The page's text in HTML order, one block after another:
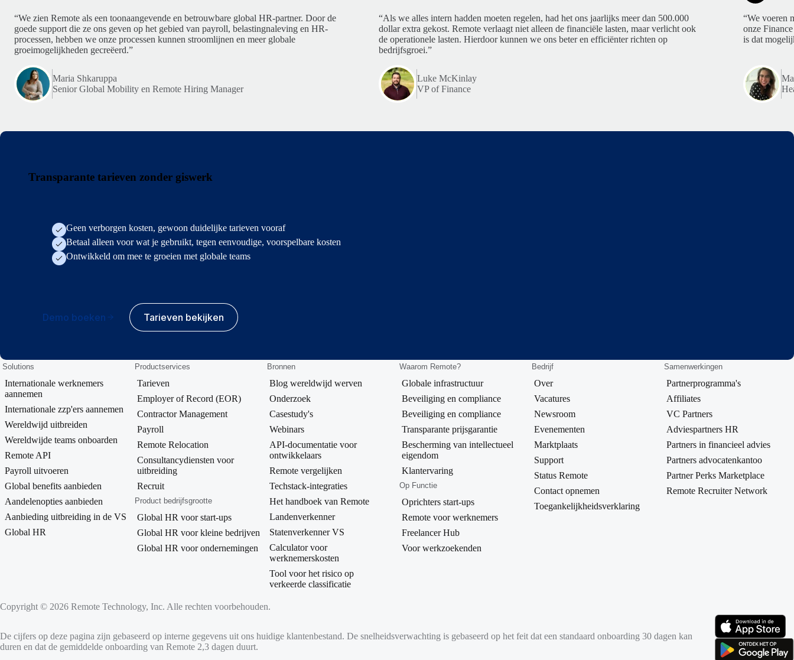
“We zien Remote als een toonaangevende en betrouwbare global HR-partner. Door de
goede support die ze ons geven op het gebied van payroll, belastingnaleving en HR-
processen, hebben we onze processen kunnen stroomlijnen en meer globale
groeimogelijkheden gecreëerd.”
Maria Shkaruppa
Senior Global Mobility en Remote Hiring Manager
“Als we alles intern hadden moeten regelen, had het ons jaarlijks meer dan 500.000
dollar extra gekost. Remote verlaagt niet alleen de financiële lasten, maar verlicht ook
de operationele lasten. Hierdoor kunnen we ons beter en efficiënter richten op
bedrijfsgroei.”
Luke McKinlay
VP of Finance
“We voeren
onze
is dat
Transparante tarieven zonder giswerk
Geen verborgen kosten, gewoon duidelijke tarieven vooraf
Betaal alleen voor wat je gebruikt, tegen eenvoudige, voorspelbare kosten
Ontwikkeld om mee te groeien met globale teams
Demo boeken Tarieven bekijken
Solutions
Internationale werknemers
aannemen
Internationale zzp'ers aannemen
Wereldwijd uitbreiden
Wereldwijde teams onboarden
Remote API
Payroll uitvoeren
Global benefits aanbieden
Aandelenopties aanbieden
Aanbieding uitbreiding in de VS
Global HR
Productservices
Tarieven
Employer of Record (EOR)
Contractor Management
Payroll
Remote Relocation
Consultancydiensten voor
uitbreiding
Recruit
Product bedrijfsgrootte
Global HR voor start-ups
Global HR voor kleine bedrijven
Global HR voor ondernemingen
Bronnen
Blog wereldwijd werven
Onderzoek
Casestudy's
Webinars
API-documentatie voor
ontwikkelaars
Remote vergelijken
Techstack-integraties
Het handboek van Remote
Landenverkenner
Statenverkenner VS
Calculator voor
werknemerskosten
Tool voor het risico op
verkeerde classificatie
Waarom Remote?
Globale infrastructuur
Beveiliging en compliance
Beveiliging en compliance
Transparante prijsgarantie
Bescherming van intellectueel
eigendom
Klantervaring
Op Functie
Oprichters start-ups
Remote voor werknemers
Freelancer Hub
Voor werkzoekenden
Bedrijf
Over
Vacatures
Newsroom
Evenementen
Marktplaats
Support
Status Remote
Contact opnemen
Toegankelijkheidsverklaring
Samenwerkingen
Partnerprogramma's
Affiliates
VC Partners
Adviespartners HR
Partners in financieel advies
Partners advocatenkantoo
Partner Perks Marketplace
Remote Recruiter Network
Copyright © 2026 Remote Technology, Inc. Alle rechten voorbehouden.
De cijfers op deze pagina zijn gebaseerd op interne gegevens uit ons huidige klantenbestand. De snelheidsverwachting is gebaseerd op het feit dat een standaard onboarding 30 dagen kan
duren en dat de gemiddelde onboarding van Remote 2,3 dagen duurt.
(opent in nieuw